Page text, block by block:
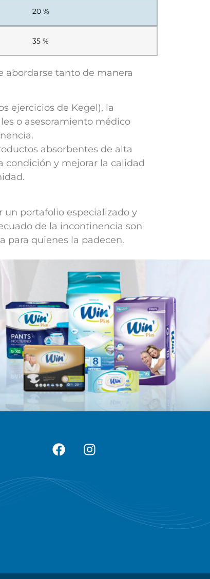
20 %
35 %
tanto de manera
ejercicios de Kegel), la
o asesoramiento médico
absorbentes de alta
condición y mejorar la calidad
portafolio especializado y
de la incontinencia son
para quienes la padecen.